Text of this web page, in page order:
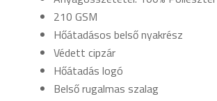
210 GSM
Hőátadásos belső nyakrész
Védett cipzár
Hőátadás logó
Belső rugalmas szalag